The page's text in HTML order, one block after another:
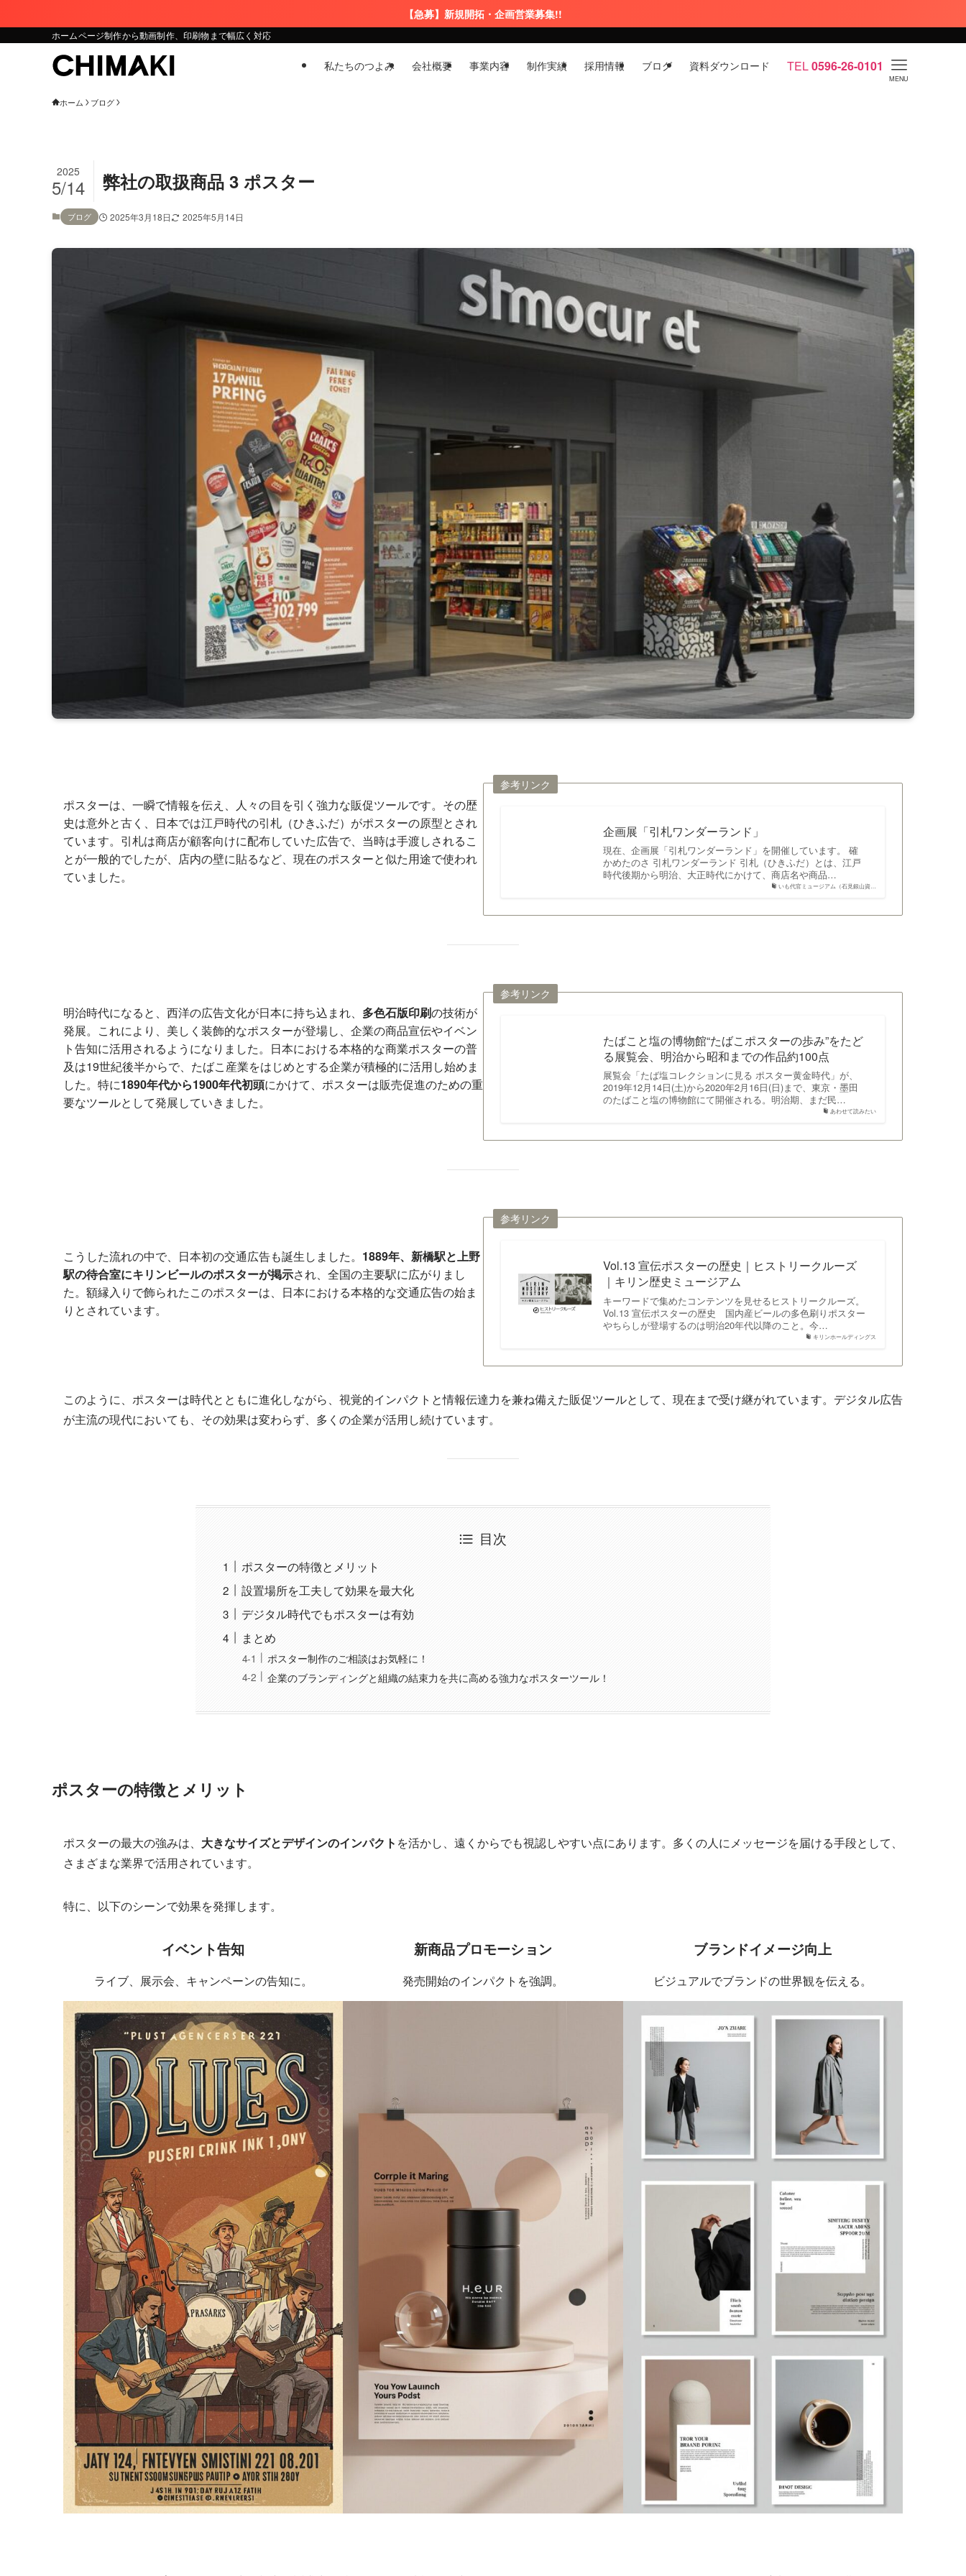
【急募】新規開拓・企画営業募集!!
ホームページ制作から動画制作、印刷物まで幅広く対応
私たちのつよみ 会社概要 事業内容 制作実績 採用情報 ブログ 資料ダウンロード TEL0596-26-0101
MENU
ホーム ブログ
弊社の取扱商品 3 ポスター
2025
5/14
ブログ 2025年3月18日 2025年5月14日
ポスターは、一瞬で情報を伝え、人々の目を引く強力な販促ツールです。その歴
史は意外と古く、日本では江戸時代の引札（ひきふだ）がポスターの原型とされ
ています。引札は商店が顧客向けに配布していた広告で、当時は手渡しされるこ
とが一般的でしたが、店内の壁に貼るなど、現在のポスターと似た用途で使われ
ていました。
参考リンク
いも代官ミュージアム（石見銀山資…
企画展「引札ワンダーランド」
現在、企画展「引札ワンダーランド」を開催しています。 確
かめたのさ 引札ワンダーランド 引札（ひきふだ）とは、江戸
時代後期から明治、大正時代にかけて、商店名や商品…
明治時代になると、西洋の広告文化が日本に持ち込まれ、 多色石版印刷の技術が
発展。これにより、美しく装飾的なポスターが登場し、企業の商品宣伝やイベン
ト告知に活用されるようになりました。日本における本格的な商業ポスターの普
及は19世紀後半からで、たばこ産業をはじめとする企業が積極的に活用し始めま
した。特に1890年代から1900年代初頭にかけて、ポスターは販売促進のための重
要なツールとして発展していきました。
参考リンク
あわせて読みたい
たばこと塩の博物館“たばこポスターの歩み”をたど
る展覧会、明治から昭和までの作品約100点
展覧会「たば塩コレクションに見る ポスター黄金時代」が、
2019年12月14日(土)から2020年2月16日(日)まで、東京・墨田
のたばこと塩の博物館にて開催される。明治期、まだ民…
こうした流れの中で、日本初の交通広告も誕生しました。 1889年、新橋駅と上野
駅の待合室にキリンビールのポスターが掲示され、全国の主要駅に広がりまし
た。額縁入りで飾られたこのポスターは、日本における本格的な交通広告の始ま
りとされています。
参考リンク
キリンホールディングス
Vol.13 宣伝ポスターの歴史｜ヒストリークルーズ
｜キリン歴史ミュージアム
キーワードで集めたコンテンツを見せるヒストリークルーズ。
Vol.13 宣伝ポスターの歴史 国内産ビールの多色刷りポスター
やちらしが登場するのは明治20年代以降のこと。今…
このように、ポスターは時代とともに進化しながら、視覚的インパクトと情報伝達力を兼ね備えた販促ツールとして、現在まで受け継がれています。デジタル広告
が主流の現代においても、その効果は変わらず、多くの企業が活用し続けています。
目次
ポスターの特徴とメリット
設置場所を工夫して効果を最大化
デジタル時代でもポスターは有効
まとめ
ポスター制作のご相談はお気軽に！
企業のブランディングと組織の結束力を共に高める強力なポスターツール！
ポスターの特徴とメリット
ポスターの最大の強みは、 大きなサイズとデザインのインパクト を活かし、遠くからでも視認しやすい点にあります。多くの人にメッセージを届ける手段として、
さまざまな業界で活用されています。
特に、以下のシーンで効果を発揮します。
イベント告知
ライブ、展示会、キャンペーンの告知に。
新商品プロモーション
発売開始のインパクトを強調。
ブランドイメージ向上
ビジュアルでブランドの世界観を伝える。